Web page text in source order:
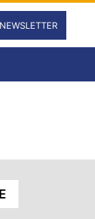
NEWSLETTER